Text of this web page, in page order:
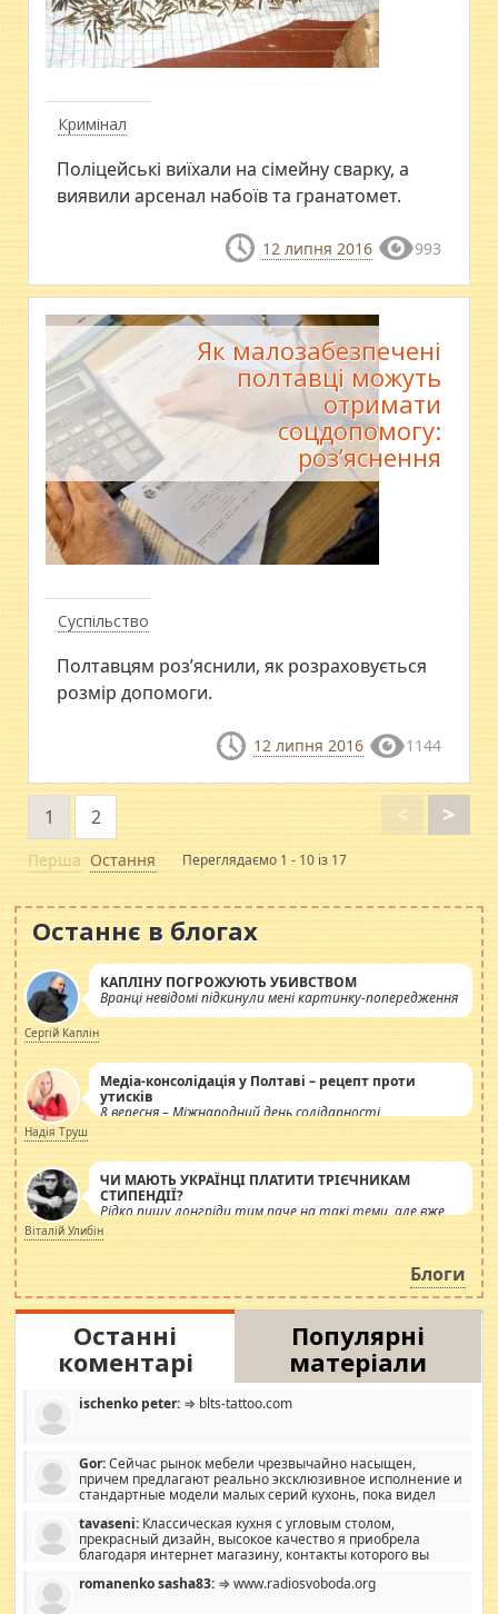
Кримінал
Поліцейські виїхали на сімейну сварку, а
виявили арсенал набоїв та гранатомет.
12 липня 2016 993
Суспільство
Як малозабезпечені
полтавці можуть
отримати
соцдопомогу:
роз’яснення
Полтавцям роз’яснили, як розраховується
розмір допомоги.
12 липня 2016 1144
Перша
<
1 2 >
Остання Переглядаємо 1 - 10 із 17
Останнє в блогах
КАПЛІНУ ПОГРОЖУЮТЬ УБИВСТВОМ
Вранці невідомі підкинули мені картинку-попередження
Сергій Каплін
Медіа-консолідація у Полтаві – рецепт проти
утисків
8 вересня – Міжнародний день солідарності
журналістів.
Надія Труш
ЧИ МАЮТЬ УКРАЇНЦІ ПЛАТИТИ ТРІЄЧНИКАМ
СТИПЕНДІЇ?
Рідко пишу лонгріди тим паче на такі теми, але вже
просто дістало! Обурюють сьогоднішні інсенуації
навколо стипендіального питання. Штучно
роздувається ще одна соціальна катастрофа.
Віталій Улибін
Блоги
Останні
коментарі
Популярні
матеріали
ischenko peter: ⇒ blts-tattoo.com
Gor:Сейчас рынок мебели чрезвычайно насыщен,
причем предлагают реально эксклюзивное исполнение и
стандартные модели малых серий кухонь, пока видел
стандартные формы, в MebelOk, креативненько и что главное -
со вкусом все в порядке, без ненужных наворотов удорожающих
мебель, а это не последний фактор.
tavaseni: Классическая кухня с угловым столом,
прекрасный дизайн, высокое качество я приобрела
благодаря интернет магазину, контакты которого вы
romanenko sasha83: ⇒ www.radiosvoboda.org